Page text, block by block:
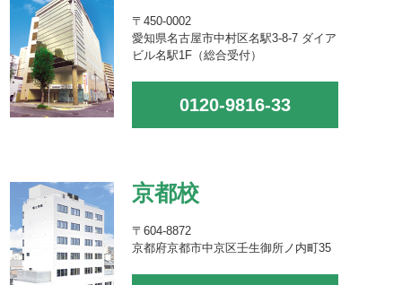
〒450-0002
愛知県名古屋市中村区名駅3-8-7 ダイア
ビル名駅1F（総合受付）
0120-9816-33
京都校
〒604-8872
京都府京都市中京区壬生御所ノ内町35